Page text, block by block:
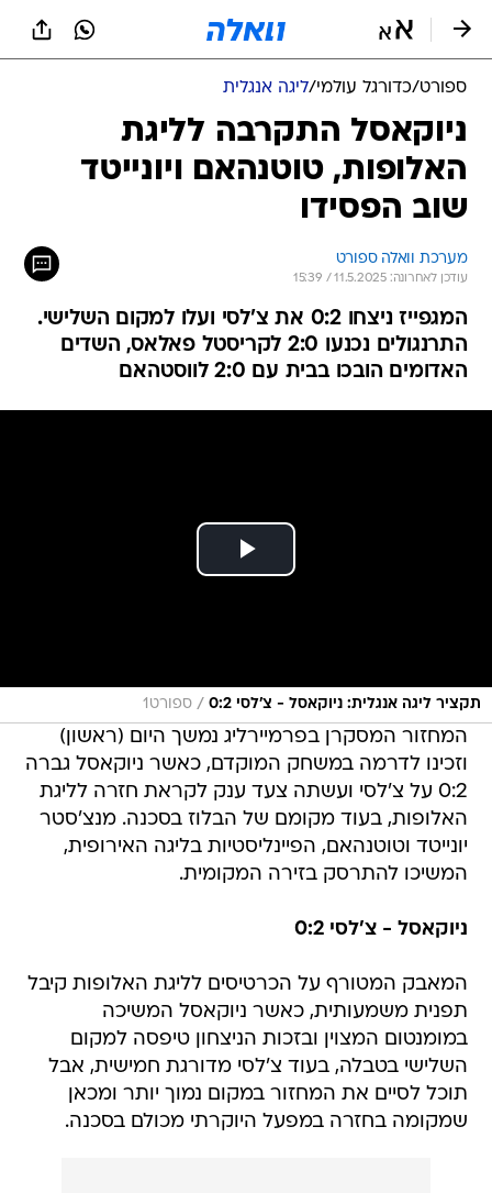
ספורט/כדורגל עולמי/ליגה אנגלית
ניוקאסל התקרבה לליגת
האלופות, טוטנהאם ויונייטד
שוב הפסידו
מערכת וואלה ספורט
עודכן לאחרונה: 11.5.2025 / 15:39
המגפייז ניצחו 0:2 את צ'לסי ועלו למקום השלישי.
התרנגולים נכנעו 2:0 לקריסטל פאלאס, השדים
האדומים הובכו בבית עם 2:0 לווסטהאם
תקציר ליגה אנגלית: ניוקאסל - צ'לסי 0:2 / ספורט1
המחזור המסקרן בפרמיירליג נמשך היום (ראשון)
וזכינו לדרמה במשחק המוקדם, כאשר ניוקאסל גברה
0:2 על צ'לסי ועשתה צעד ענק לקראת חזרה לליגת
האלופות, בעוד מקומם של הבלוז בסכנה. מנצ'סטר
יונייטד וטוטנהאם, הפיינליסטיות בליגה האירופית,
המשיכו להתרסק בזירה המקומית.
ניוקאסל - צ'לסי 0:2
המאבק המטורף על הכרטיסים לליגת האלופות קיבל
תפנית משמעותית, כאשר ניוקאסל המשיכה
במומנטום המצוין ובזכות הניצחון טיפסה למקום
השלישי בטבלה, בעוד צ'לסי מדורגת חמישית, אבל
תוכל לסיים את המחזור במקום נמוך יותר ומכאן
שמקומה בחזרה במפעל היוקרתי מכולם בסכנה.